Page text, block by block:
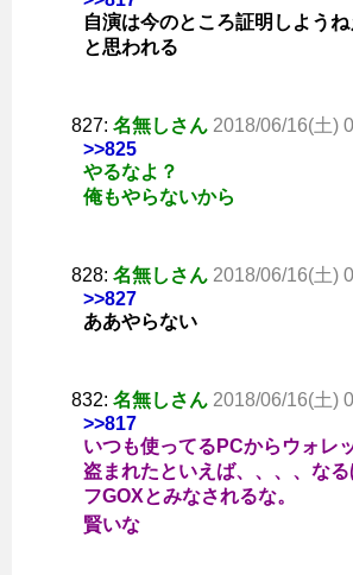
自演は今のところ証明しよう
と思われる
827: 名無しさん 2018/06/16(土)
>>825
やるなよ？
俺もやらないから
828: 名無しさん 2018/06/16(土)
>>827
ああやらない
832: 名無しさん 2018/06/16(土)
>>817
いつも使ってるPCからウォレ
盗まれたといえば、、、、な
フGOXとみなされるな。
賢いな